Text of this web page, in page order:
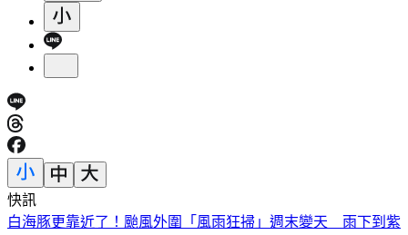
快訊
南港瑪莎拉蒂撞路邊車輛！駕駛肇逃留「喪屍菸彈」